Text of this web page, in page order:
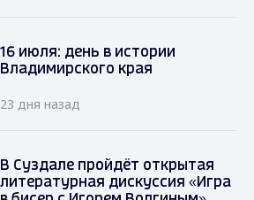
16 июля: день в истории
Владимирского края
23 дня назад
В Суздале пройдёт открытая
литературная дискуссия «Игра